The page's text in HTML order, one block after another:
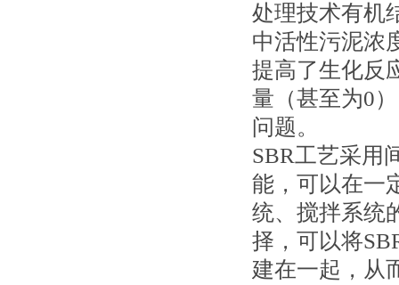
处理技术有机
中活性污泥浓
提高了生化反
量（甚至为0
问题。
SBR工艺采用
能，可以在一
统、搅拌系统
择，可以将
建在一起，从